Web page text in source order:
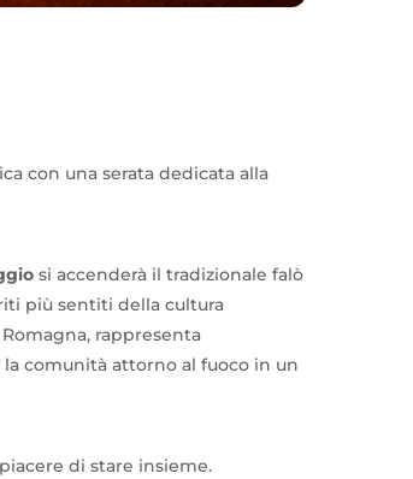
con una serata dedicata alla
si accenderà il tradizionale falò
più sentiti della cultura
rappresenta
comunità attorno al fuoco in un
di stare insieme.